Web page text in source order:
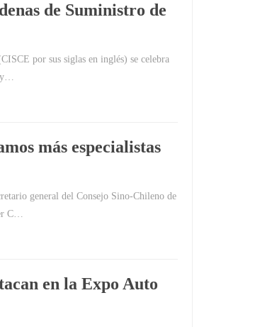
de Suministro de
por sus siglas en inglés) se celebra
y…
más especialistas
general del Consejo Sino-Chileno de
C…
en la Expo Auto